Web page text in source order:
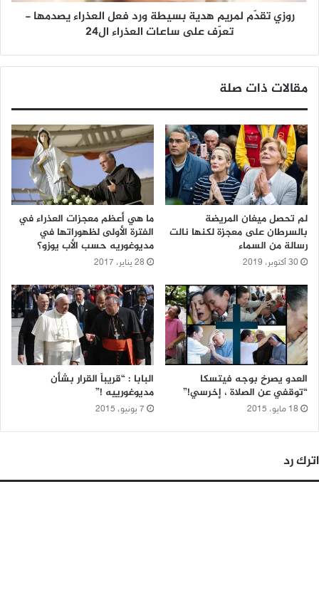
روزي تقدّم لمريم هدية بسيطة ورد فعل العذراء يصدمها -
تعرّف على ساعات العذراء ال24
مقالات ذات صلة
لم تحصل ميغان المريضة
بالسرطان على معجزة لكنها نالت
رسالة من السماء
30 أكتوبر، 2019
ما هي أعظم معجزات العذراء في
الفترة الأولى لظهوراتها في
مديوغوريه حسب الأب يوزو؟
28 يناير، 2017
العدو يصرخ بوجه فيتسكا
“توقفي عن الصلاة ، إخرسي!”
18 مايو، 2015
البابا : “قريباً القرار بشأن
مديوغورييه !”
7 يونيو، 2015
اترك رد